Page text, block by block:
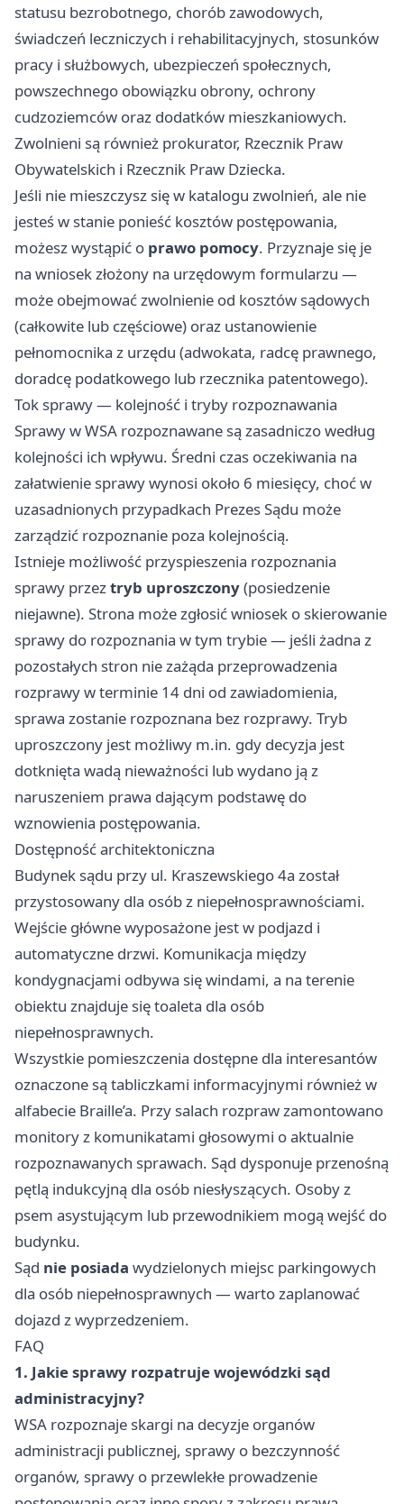
statusu bezrobotnego, chorób zawodowych,
świadczeń leczniczych i rehabilitacyjnych, stosunków
pracy i służbowych, ubezpieczeń społecznych,
powszechnego obowiązku obrony, ochrony
cudzoziemców oraz dodatków mieszkaniowych.
Zwolnieni są również prokurator, Rzecznik Praw
Obywatelskich i Rzecznik Praw Dziecka.
Jeśli nie mieszczysz się w katalogu zwolnień, ale nie
jesteś w stanie ponieść kosztów postępowania,
możesz wystąpić o prawo pomocy. Przyznaje się je
na wniosek złożony na urzędowym formularzu —
może obejmować zwolnienie od kosztów sądowych
(całkowite lub częściowe) oraz ustanowienie
pełnomocnika z urzędu (adwokata, radcę prawnego,
doradcę podatkowego lub rzecznika patentowego).
Tok sprawy — kolejność i tryby rozpoznawania
Sprawy w WSA rozpoznawane są zasadniczo według
kolejności ich wpływu. Średni czas oczekiwania na
załatwienie sprawy wynosi około 6 miesięcy, choć w
uzasadnionych przypadkach Prezes Sądu może
zarządzić rozpoznanie poza kolejnością.
Istnieje możliwość przyspieszenia rozpoznania
sprawy przeztryb uproszczony(posiedzenie
niejawne). Strona może zgłosić wniosek o skierowanie
sprawy do rozpoznania w tym trybie — jeśli żadna z
pozostałych stron nie zażąda przeprowadzenia
rozprawy w terminie 14 dni od zawiadomienia,
sprawa zostanie rozpoznana bez rozprawy. Tryb
uproszczony jest możliwy m.in. gdy decyzja jest
dotknięta wadą nieważności lub wydano ją z
naruszeniem prawa dającym podstawę do
wznowienia postępowania.
Dostępność architektoniczna
Budynek sądu przy ul. Kraszewskiego 4a został
przystosowany dla osób z niepełnosprawnościami.
Wejście główne wyposażone jest w podjazd i
automatyczne drzwi. Komunikacja między
kondygnacjami odbywa się windami, a na terenie
obiektu znajduje się toaleta dla osób
niepełnosprawnych.
Wszystkie pomieszczenia dostępne dla interesantów
oznaczone są tabliczkami informacyjnymi również w
alfabecie Braille’a. Przy salach rozpraw zamontowano
monitory z komunikatami głosowymi o aktualnie
rozpoznawanych sprawach. Sąd dysponuje przenośną
pętlą indukcyjną dla osób niesłyszących. Osoby z
psem asystującym lub przewodnikiem mogą wejść do
budynku.
Sąd nie posiada wydzielonych miejsc parkingowych
dla osób niepełnosprawnych — warto zaplanować
dojazd z wyprzedzeniem.
FAQ
1. Jakie sprawy rozpatruje wojewódzki sąd
administracyjny?
WSA rozpoznaje skargi na decyzje organów
administracji publicznej, sprawy o bezczynność
organów, sprawy o przewlekłe prowadzenie